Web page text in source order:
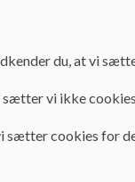
du, at vi
sætter vi ikke
sætter cookies for